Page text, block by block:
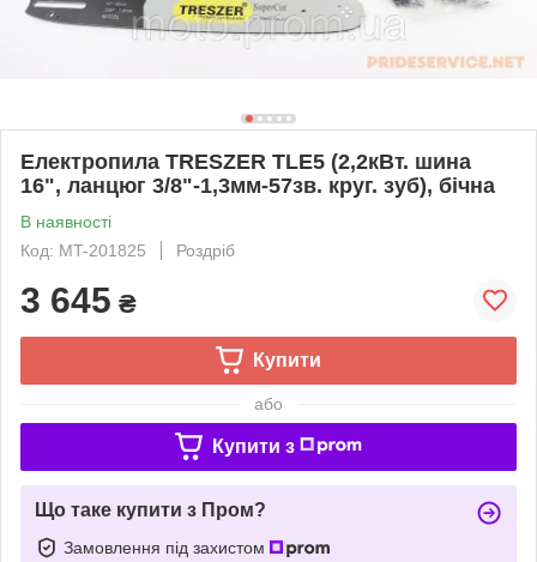
Електропила TRESZER TLE5 (2,2кВт. шина
16", ланцюг 3/8"-1,3мм-57зв. круг. зуб), бічна
В наявності
Код: MT-201825
Роздріб
3 645 ₴
Купити
або
Купити з
Що таке купити з Пром?
Замовлення під захистом